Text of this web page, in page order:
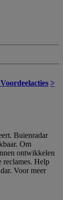
>
Buienradar
Om
ontwikkelen
reclames. Help
Voor meer